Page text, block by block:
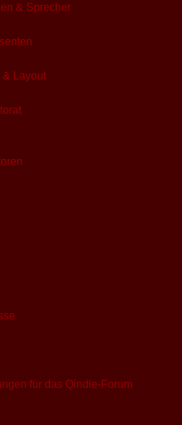
& Sprecher
& Layout
für das Qindie-Forum